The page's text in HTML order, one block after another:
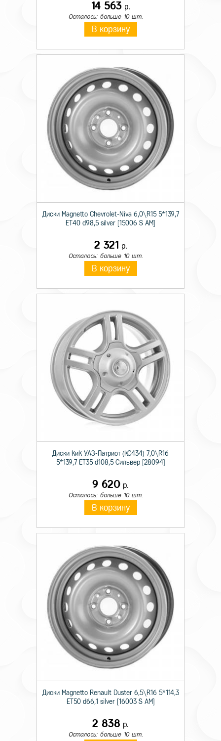
14 563р.
Осталось: больше 10 шт.
В корзину
Диски Magnetto Chevrolet-Niva 6,0\R15 5*139,7
ET40 d98,5 silver [15006 S AM]
2 321 р.
Осталось: больше 10 шт.
В корзину
Диски КиК УАЗ-Патриот (КС434) 7,0\R16
5*139,7 ET35 d108,5 Сильвер [28094]
9 620 р.
Осталось: больше 10 шт.
В корзину
Диски Magnetto Renault Duster 6,5\R16 5*114,3
ET50 d66,1 silver [16003 S AM]
2 838 р.
Осталось: больше 10 шт.